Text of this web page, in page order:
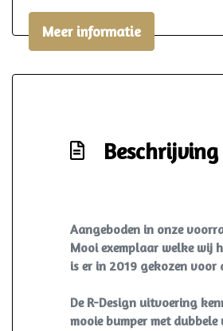
Lendesteun(en)
Middenarmsteun voor
Stuur en
Voorstoelen verwarmd
Meer informatie
Beschrijving
Aangeboden in onze
Mooi exemplaar welke wij
is er in 2019 gekozen
De R-Design uitvoering
mooie bumper met